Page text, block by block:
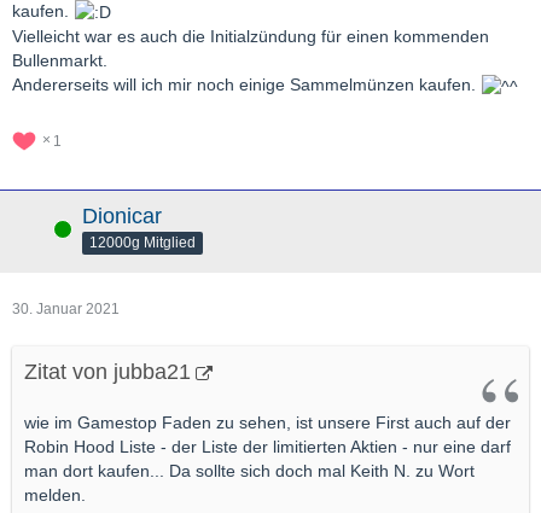
kaufen.
Vielleicht war es auch die Initialzündung für einen kommenden
Bullenmarkt.
Andererseits will ich mir noch einige Sammelmünzen kaufen.
1
Online Dionicar
12000g Mitglied
30. Januar 2021
Zitat von jubba21
wie im Gamestop Faden zu sehen, ist unsere First auch auf der
Robin Hood Liste - der Liste der limitierten Aktien - nur eine darf
man dort kaufen... Da sollte sich doch mal Keith N. zu Wort
melden.